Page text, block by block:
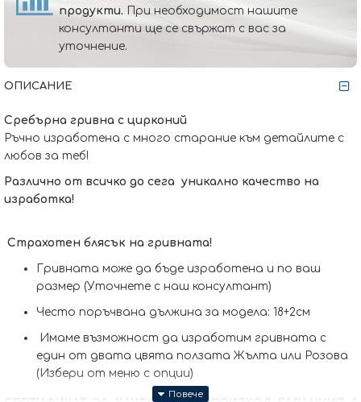
продукти. При необходимост нашите
консултанти ще се свържат с вас за
уточнение.
ОПИСАНИЕ
Сребърна гривна с цирконий
Ръчно изработена с много старание към детайлите с
любов за теб!
Различно от всичко до сега уникално качество на
изработка!
Страхотен блясък на гривната!
Гривната може да бъде изработена и по ваш
размер (Уточнете с наш консултант)
Често поръчвана дължина за модела: 18+2см
Имаме възможност да изработим гривната с
един от двата цвята ползата Жълта или Розова
(Избери от меню с опции)